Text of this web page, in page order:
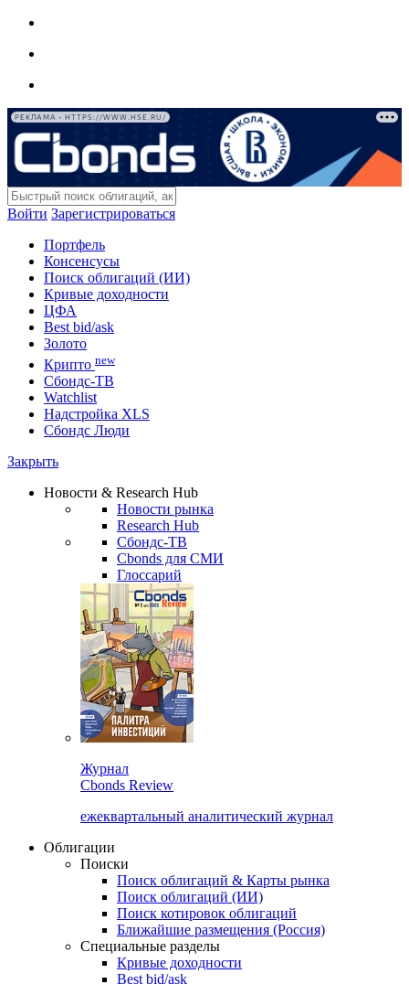
РЕКЛАМА • HTTPS://WWW.HSE.RU/
Войти Зарегистрироваться
Портфель
Консенсусы
Поиск облигаций (ИИ)
Кривые доходности
ЦФА
Best bid/ask
Золото
Крипто new
Сбондс-ТВ
Watchlist
Надстройка XLS
Сбондс Люди
Закрыть
Новости & Research Hub
Новости рынка
Research Hub
Сбондс-ТВ
Cbonds для СМИ
Глоссарий
Журнал
Cbonds Review
ежеквартальный аналитический журнал
Облигации
Поиски
Поиск облигаций & Карты рынка
Поиск облигаций (ИИ)
Поиск котировок облигаций
Ближайшие размещения (Россия)
Специальные разделы
Кривые доходности
Best bid/ask